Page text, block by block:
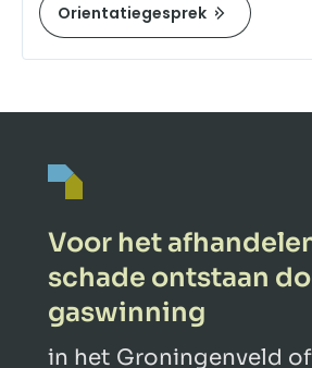
Orientatiegesprek
Voor het
schade ontstaan
gaswinning
in het Groningenveld